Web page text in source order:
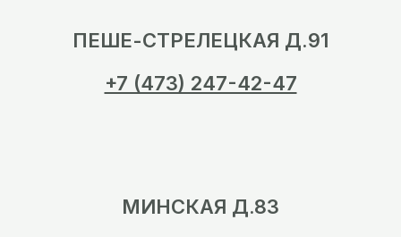
ПЕШЕ-СТРЕЛЕЦКАЯ Д.91
+7 (473) 247-42-47
МИНСКАЯ Д.83